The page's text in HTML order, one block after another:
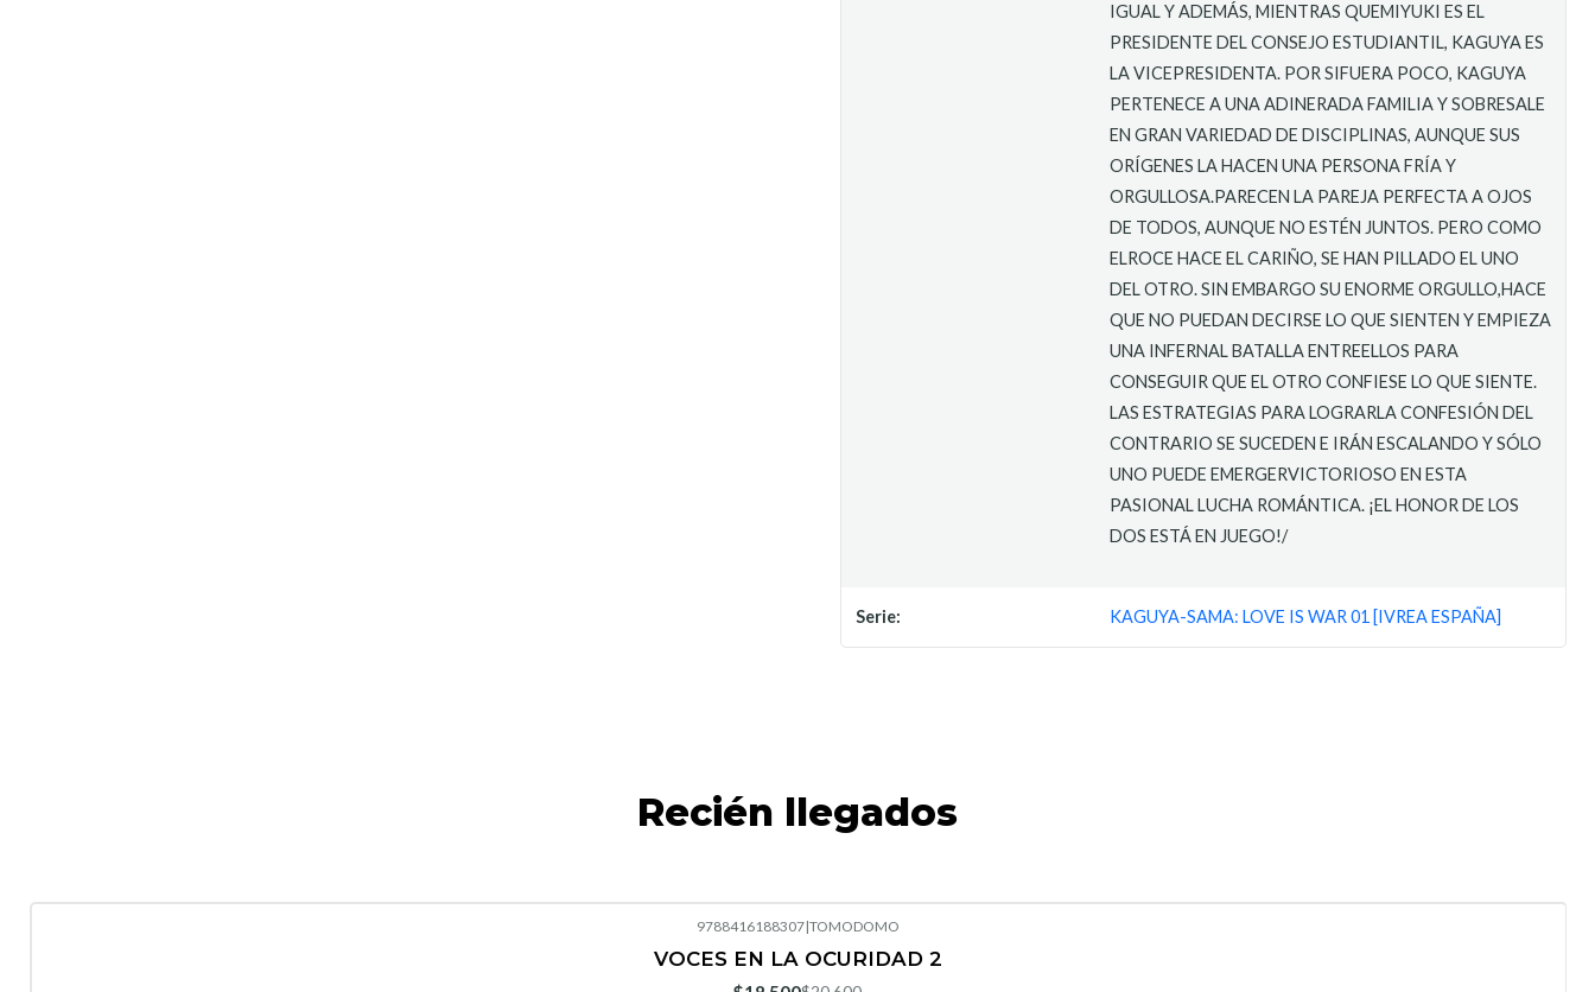
IGUAL Y ADEMÁS, MIENTRAS QUEMIYUKI ES EL
PRESIDENTE DEL CONSEJO ESTUDIANTIL, KAGUYA ES
LA VICEPRESIDENTA. POR SIFUERA POCO, KAGUYA
PERTENECE A UNA ADINERADA FAMILIA Y SOBRESALE
EN GRAN VARIEDAD DE DISCIPLINAS, AUNQUE SUS
ORÍGENES LA HACEN UNA PERSONA FRÍA Y
ORGULLOSA.PARECEN LA PAREJA PERFECTA A OJOS
DE TODOS, AUNQUE NO ESTÉN JUNTOS. PERO COMO
ELROCE HACE EL CARIÑO, SE HAN PILLADO EL UNO
DEL OTRO. SIN EMBARGO SU ENORME ORGULLO,HACE
QUE NO PUEDAN DECIRSE LO QUE SIENTEN Y EMPIEZA
UNA INFERNAL BATALLA ENTREELLOS PARA
CONSEGUIR QUE EL OTRO CONFIESE LO QUE SIENTE.
LAS ESTRATEGIAS PARA LOGRARLA CONFESIÓN DEL
CONTRARIO SE SUCEDEN E IRÁN ESCALANDO Y SÓLO
UNO PUEDE EMERGERVICTORIOSO EN ESTA
PASIONAL LUCHA ROMÁNTICA. ¡EL HONOR DE LOS
DOS ESTÁ EN JUEGO!/
Serie: KAGUYA-SAMA: LOVE IS WAR 01 [IVREA ESPAÑA]
Recién llegados
9788416188307|TOMODOMO
VOCES EN LA OCURIDAD 2